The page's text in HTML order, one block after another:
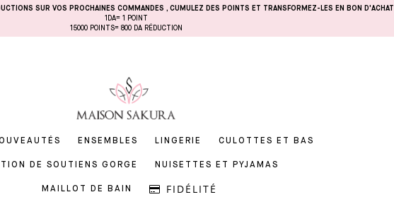
SUR VOS PROCHAINES COMMANDES , CUMULEZ DES POINTS ET TRANSFORMEZ-LES EN BON D'ACHAT
1DA= 1 POINT
15000 POINTS= 800 DA RÉDUCTION
ENSEMBLES LINGERIE CULOTTES ET BAS
DE SOUTIENS GORGE NUISETTES ET PYJAMAS
MAILLOT DE BAIN FIDÉLITÉ